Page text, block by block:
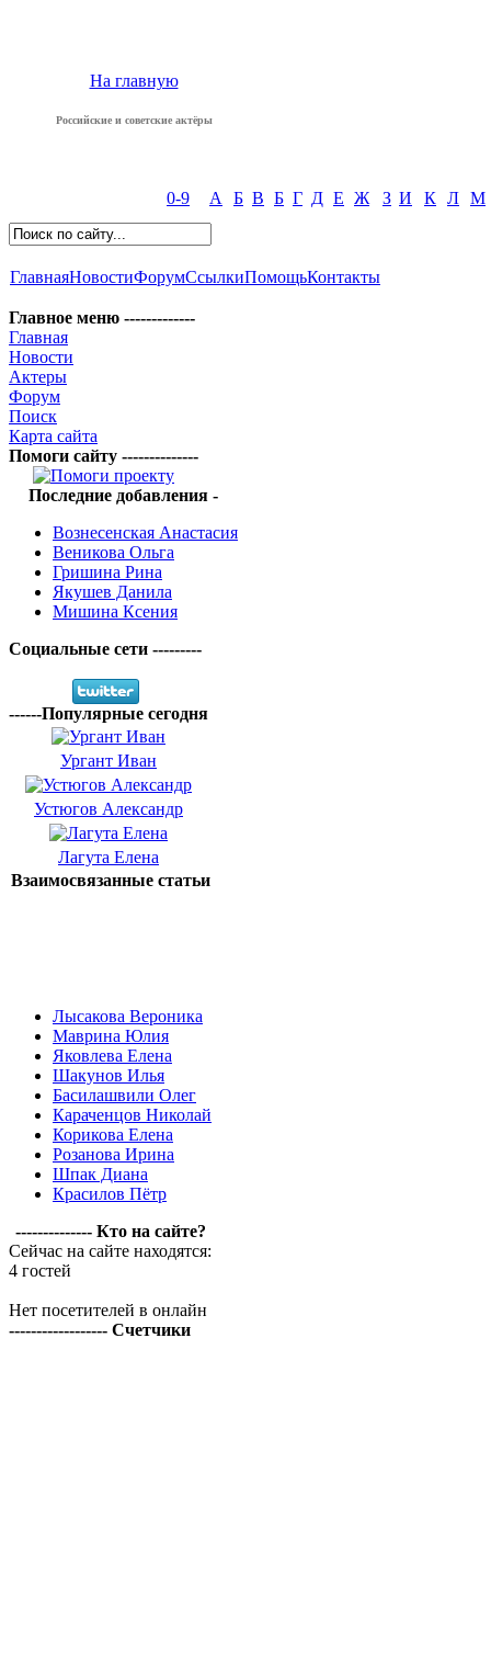
На главную
Российские и советские актёры
0-9 А Б В Б Г Д Е Ж З И К Л М
ГлавнаяНовостиФорумСсылкиПомощьКонтакты
Главное меню -------------
Главная
Новости
Актеры
Форум
Поиск
Карта сайта
Помоги сайту --------------
Последние добавления -
Вознесенская Анастасия
Веникова Ольга
Гришина Рина
Якушев Данила
Мишина Ксения
Социальные сети ---------
------Популярные сегодня
Ургант Иван
Устюгов Александр
Лагута Елена
Взаимосвязанные статьи
Лысакова Вероника
Маврина Юлия
Яковлева Елена
Шакунов Илья
Басилашвили Олег
Караченцов Николай
Корикова Елена
Розанова Ирина
Шпак Диана
Красилов Пётр
-------------- Кто на сайте?
Сейчас на сайте находятся:
4 гостей
Нет посетителей в онлайн
------------------ Счетчики